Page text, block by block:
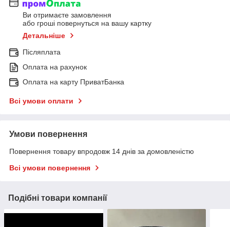
Ви отримаєте замовлення
або гроші повернуться на вашу картку
Детальніше
Післяплата
Оплата на рахунок
Оплата на карту ПриватБанка
Всі умови оплати
Умови повернення
Повернення товару впродовж 14 днів за домовленістю
Всі умови повернення
Подібні товари компанії